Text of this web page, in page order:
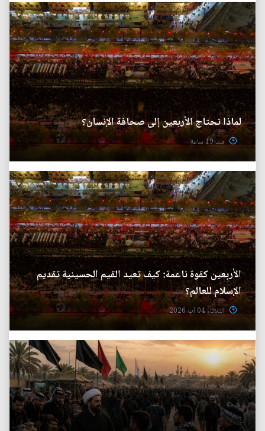
لماذا تحتاج الأربعين إلى صحافة الإنسان؟
منذ 19 ساعة
الأربعين كقوة ناعمة: كيف تعيد القيم الحسينية تقديم
الإسلام للعالم؟
الثلاثاء 04 آب 2026